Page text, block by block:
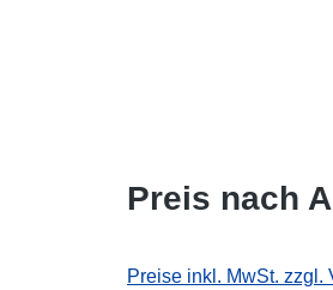
Preis nach
Preise inkl. MwSt. zzgl.